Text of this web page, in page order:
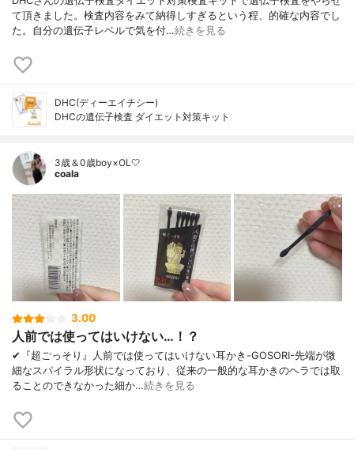
て頂きました。検査内容をみて納得しすぎるという程、的確な内容でし
た。自分の遺伝子レベルで気を付…続きを見る
DHC(ディーエイチシー)
DHCの遺伝子検査 ダイエット対策キット
3歳＆0歳boy×OL🤍
coala
3.00
人前では使ってはいけない…！？
✔︎『超ごっそり』人前では使ってはいけない耳かき-GOSORI-先端が微
細なスパイラル形状になっており、従来の一般的な耳かきのヘラでは取
ることのできなかった細か…続きを見る